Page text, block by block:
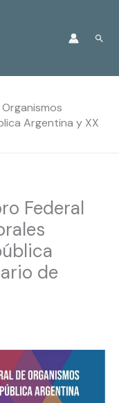
Argentina y XX
Federal
de